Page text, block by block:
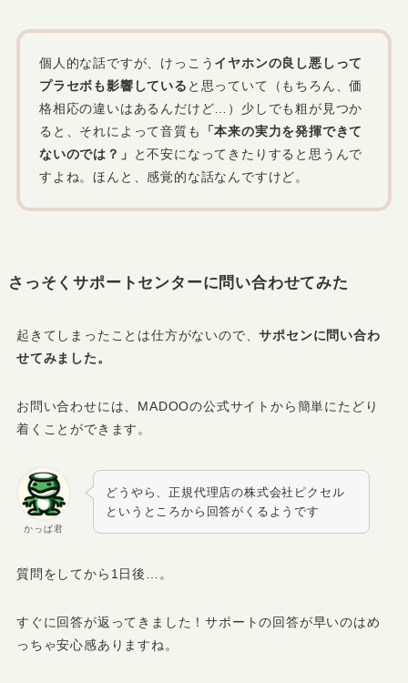
個人的な話ですが、けっこう イヤホンの良し悪しって
プラセボも影響している と思っていて（もちろん、価
格相応の違いはあるんだけど…）少しでも粗が見つか
ると、それによって音質も
「本来の実力を発揮できて
ないのでは？」
と不安になってきたりすると思うんで
すよね。ほんと、感覚的な話なんですけど。
さっそくサポートセンターに問い合わせてみた
起きてしまったことは仕方がないので、サポセンに問い合わ
せてみました。
お問い合わせには、MADOOの公式サイトから簡単にたどり
着くことができます。
かっぱ君
どうやら、正規代理店の株式会社ピクセル
というところから回答がくるようです
質問をしてから1日後…。
すぐに回答が返ってきました！サポートの回答が早いのはめ
っちゃ安心感ありますね。